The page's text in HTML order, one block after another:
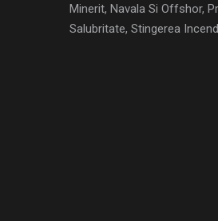
Minerit, Navala Si Offshor,
Salubritate, Stingerea